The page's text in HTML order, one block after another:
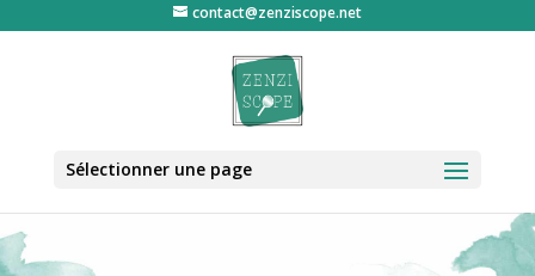
contact@zenziscope.net
Sélectionner une page